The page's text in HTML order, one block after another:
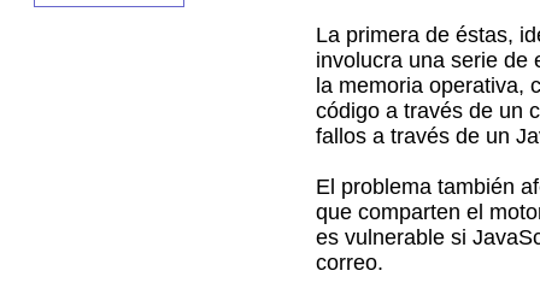
La primera de éstas,
involucra una serie de
la memoria operativa,
código a través de un
fallos a través de un
El problema también
que comparten el
es vulnerable si
correo.